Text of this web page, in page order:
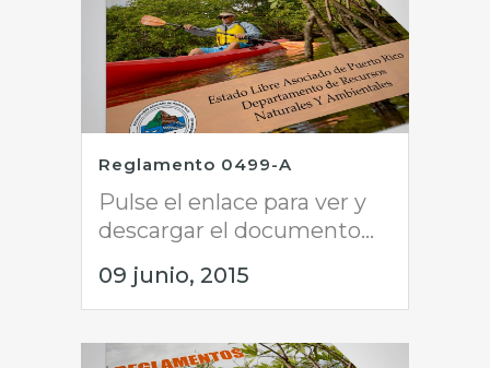
Reglamento 0499-A
Pulse el enlace para ver y
descargar el documento...
09 junio, 2015